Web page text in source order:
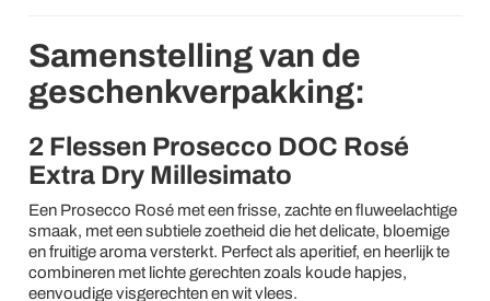
Samenstelling van de
geschenkverpakking:
2 Flessen Prosecco DOC Rosé
Extra Dry Millesimato
Een Prosecco Rosé met een frisse, zachte en fluweelachtige
smaak, met een subtiele zoetheid die het delicate, bloemige
en fruitige aroma versterkt. Perfect als aperitief, en heerlijk te
combineren met lichte gerechten zoals koude hapjes,
eenvoudige visgerechten en wit vlees.